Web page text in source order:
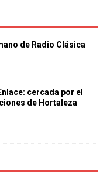
de Radio Clásica
cercada por el
de Hortaleza